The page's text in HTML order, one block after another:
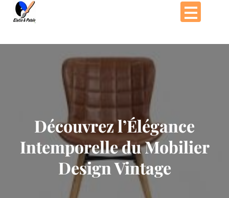
Passer
Découvrez l’Élégance
Intemporelle du Mobilier
Design Vintage